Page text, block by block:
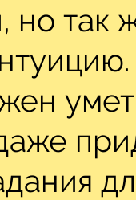
но так